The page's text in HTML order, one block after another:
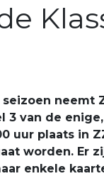
neemt
3 van de
uur plaats in
worden. Er
enkele